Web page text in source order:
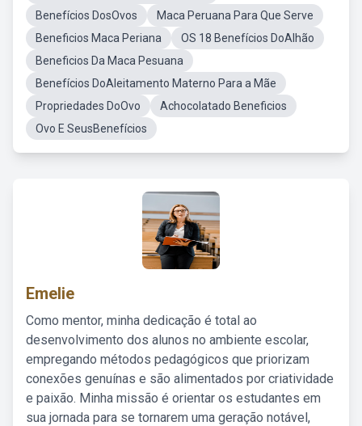
Benefícios DosOvos
Maca Peruana Para Que Serve
Beneficios Maca Periana
OS 18 Benefícios DoAlhão
Beneficios Da Maca Pesuana
Benefícios DoAleitamento Materno Para a Mãe
Propriedades DoOvo
Achocolatado Beneficios
Ovo E SeusBenefícios
Emelie
Como mentor, minha dedicação é total ao
desenvolvimento dos alunos no ambiente escolar,
empregando métodos pedagógicos que priorizam
conexões genuínas e são alimentados por criatividade
e paixão. Minha missão é orientar os estudantes em
sua jornada para se tornarem uma geração notável,